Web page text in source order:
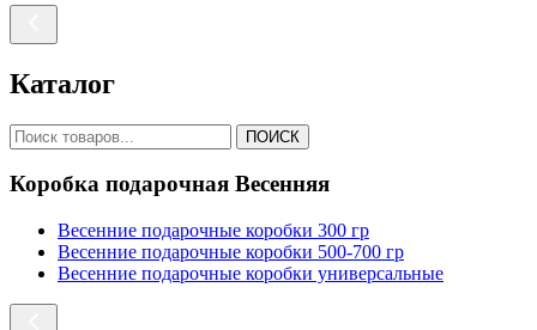
Каталог
ПОИСК
Коробка подарочная Весенняя
Весенние подарочные коробки 300 гр
Весенние подарочные коробки 500-700 гр
Весенние подарочные коробки универсальные